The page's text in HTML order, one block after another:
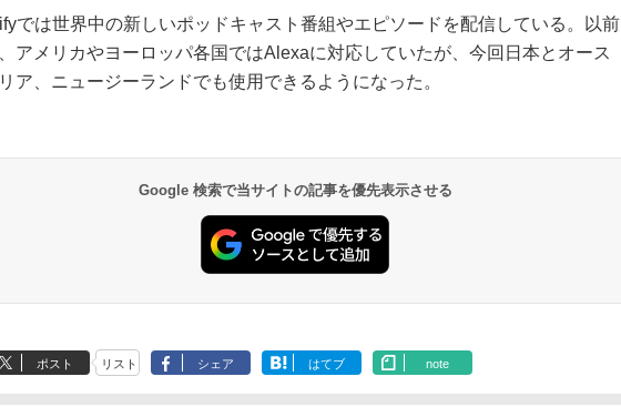
では世界中の新しいポッドキャスト番組やエピソードを配信している。以前
アメリカやヨーロッパ各国ではAlexaに対応していたが、今回日本とオース
ア、ニュージーランドでも使用できるようになった。
Google 検索で当サイトの記事を優先表示させる
ポスト リスト シェア はてブ note